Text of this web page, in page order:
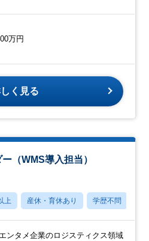
万円
く見る
（WMS導入担当）
上 産休・育休あり 学歴不問
ンタメ企業のロジスティクス領域